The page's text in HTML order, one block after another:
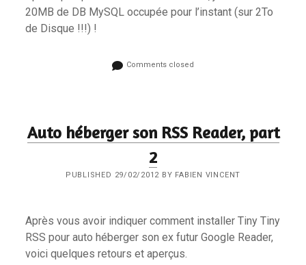
20MB de DB MySQL occupée pour l’instant (sur 2To
de Disque !!!) !
Comments closed
Auto héberger son RSS Reader, part
2
PUBLISHED 29/02/2012 BY FABIEN VINCENT
Après vous avoir indiquer comment installer Tiny Tiny
RSS pour auto héberger son ex futur Google Reader,
voici quelques retours et aperçus.